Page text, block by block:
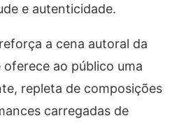
e autenticidade.
a cena autoral da
ao público uma
repleta de composições
carregadas de